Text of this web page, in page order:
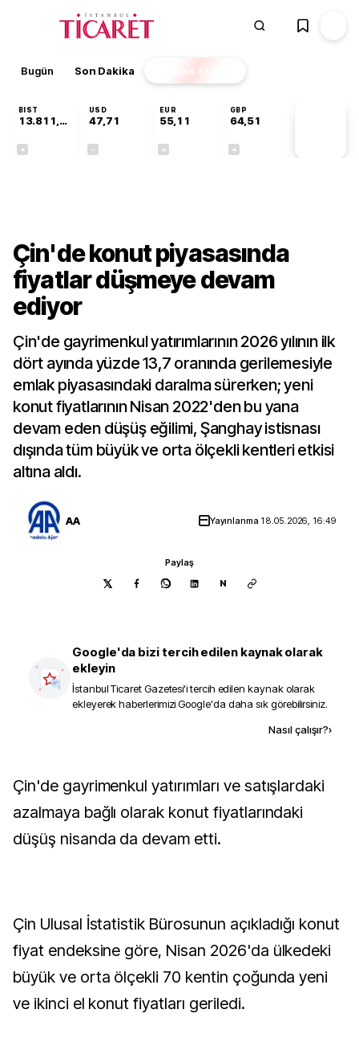
Bugün Son Dakika Finans EKSTRA
BIST
13.811,60
USD
47,71
EUR
55,11
GBP
64,51
Çin'de konut piyasasında
fiyatlar düşmeye devam
ediyor
Çin'de gayrimenkul yatırımlarının 2026 yılının ilk
dört ayında yüzde 13,7 oranında gerilemesiyle
emlak piyasasındaki daralma sürerken; yeni
konut fiyatlarının Nisan 2022'den bu yana
devam eden düşüş eğilimi, Şanghay istisnası
dışında tüm büyük ve orta ölçekli kentleri etkisi
altına aldı.
AA Yayınlanma 18.05.2026, 16:49
Paylaş
N
Google'da bizi tercih edilen kaynak olarak
ekleyin
İstanbul Ticaret Gazetesi'i tercih edilen kaynak olarak
ekleyerek haberlerimizi Google'da daha sık görebilirsiniz.
Nasıl çalışır?›
Çin'de gayrimenkul yatırımları ve satışlardaki
azalmaya bağlı olarak konut fiyatlarındaki
düşüş nisanda da devam etti.
Çin Ulusal İstatistik Bürosunun açıkladığı konut
fiyat endeksine göre, Nisan 2026'da ülkedeki
büyük ve orta ölçekli 70 kentin çoğunda yeni
ve ikinci el konut fiyatları geriledi.